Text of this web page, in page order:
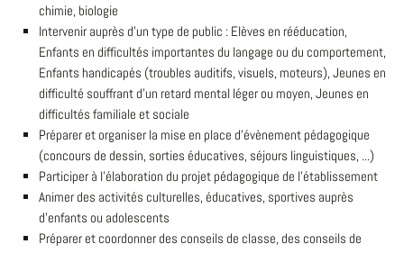
chimie, biologie
Intervenir auprès d'un type de public : Elèves en rééducation,
Enfants en difficultés importantes du langage ou du comportement,
Enfants handicapés (troubles auditifs, visuels, moteurs), Jeunes en
difficulté souffrant d'un retard mental léger ou moyen, Jeunes en
difficultés familiale et sociale
Préparer et organiser la mise en place d'évènement pédagogique
(concours de dessin, sorties éducatives, séjours linguistiques, ...)
Participer à l'élaboration du projet pédagogique de l'établissement
Animer des activités culturelles, éducatives, sportives auprès
d'enfants ou adolescents
Préparer et coordonner des conseils de classe, des conseils de